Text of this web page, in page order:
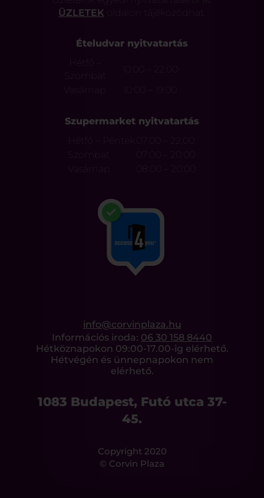
ÜZLETEK oldalon tájékozódhat.
Ételudvar nyitvatartás
Hétfő –
Szombat
10:00 – 22:00
Vasárnap
Szupermarket nyitvatartás
Hétfő – Péntek
07:00 – 22:00
Szombat
07:00 – 20:00
Vasárnap
08:00 – 20:00
info@corvinplaza.hu
Információs iroda: 06 30 158 8440
Hétköznapokon 09:00-17.00-ig elérhető.
Hétvégén és ünnepnapokon nem
elérhető.
1083 Budapest, Futó utca 37-
45.
Copyright 2020
© Corvin Plaza